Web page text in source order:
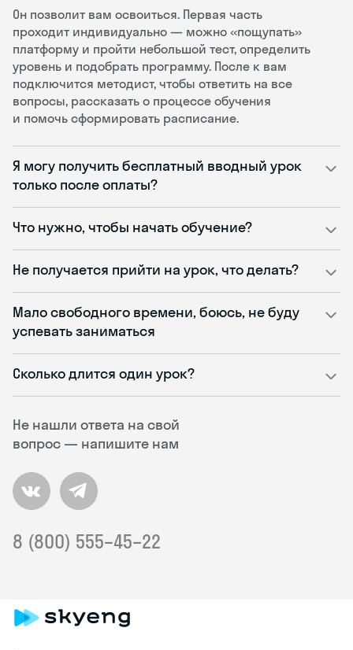
Не нашли ответа на свой
вопрос — напишите нам
8 (800) 555–45–22
Он позволит вам освоиться. Первая часть
проходит индивидуально — можно «пощупать»
платформу и пройти небольшой тест, определить
уровень и подобрать программу. После к вам
подключится методист, чтобы ответить на все
вопросы, рассказать о процессе обучения
и помочь сформировать расписание.
Я могу получить бесплатный вводный урок
только после оплаты?
Что нужно, чтобы начать обучение?
Не получается прийти на урок, что делать?
Мало свободного времени, боюсь, не буду
успевать заниматься
Сколько длится один урок?